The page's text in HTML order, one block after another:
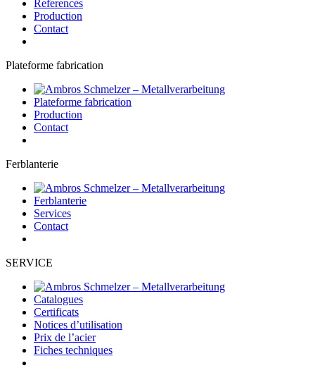
References
Production
Contact
Plateforme fabrication
Plateforme fabrication
Production
Contact
Ferblanterie
Ferblanterie
Services
Contact
SERVICE
Catalogues
Certificats
Notices d’utilisation
Prix de l’acier
Fiches techniques